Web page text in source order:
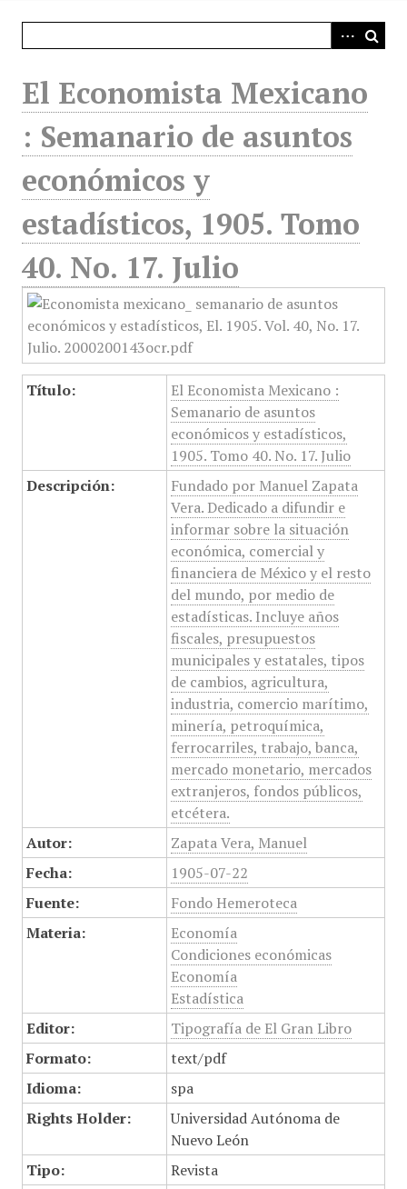
El Economista Mexicano
: Semanario de asuntos
económicos y
estadísticos, 1905. Tomo
40. No. 17. Julio
Título:
El Economista Mexicano :
Semanario de asuntos
económicos y estadísticos,
1905. Tomo 40. No. 17. Julio
Descripción:
Fundado por Manuel Zapata
Vera. Dedicado a difundir e
informar sobre la situación
económica, comercial y
financiera de México y el resto
del mundo, por medio de
estadísticas. Incluye años
fiscales, presupuestos
municipales y estatales, tipos
de cambios, agricultura,
industria, comercio marítimo,
minería, petroquímica,
ferrocarriles, trabajo, banca,
mercado monetario, mercados
extranjeros, fondos públicos,
etcétera.
Autor:
Zapata Vera, Manuel
Fecha:
1905-07-22
Fuente:
Fondo Hemeroteca
Materia:
Economía
Condiciones económicas
Economía
Estadística
Editor:
Tipografía de El Gran Libro
Formato:
text/pdf
Idioma:
spa
Rights Holder:
Universidad Autónoma de
Nuevo León
Tipo:
Revista